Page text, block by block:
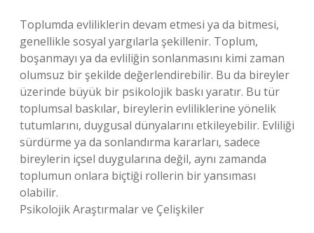
Toplumda evliliklerin devam etmesi ya da bitmesi,
genellikle sosyal yargılarla şekillenir. Toplum,
boşanmayı ya da evliliğin sonlanmasını kimi zaman
olumsuz bir şekilde değerlendirebilir. Bu da bireyler
üzerinde büyük bir psikolojik baskı yaratır. Bu tür
toplumsal baskılar, bireylerin evliliklerine yönelik
tutumlarını, duygusal dünyalarını etkileyebilir. Evliliği
sürdürme ya da sonlandırma kararları, sadece
bireylerin içsel duygularına değil, aynı zamanda
toplumun onlara biçtiği rollerin bir yansıması
olabilir.
Psikolojik Araştırmalar ve Çelişkiler